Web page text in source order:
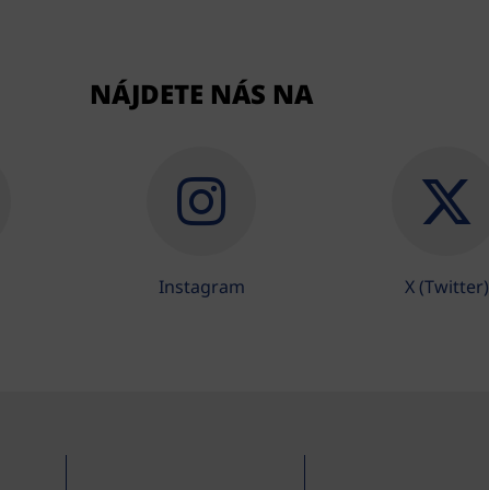
NÁJDETE NÁS NA
Instagram X (Twitter)